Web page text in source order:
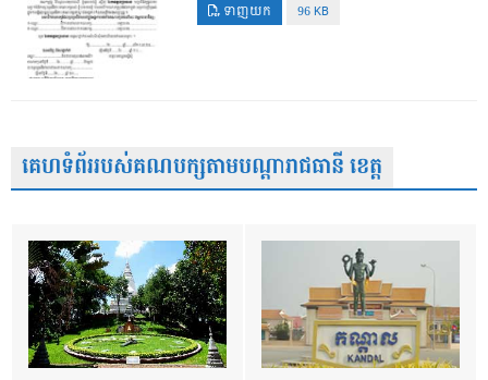
ទាញយក 96 KB
គេហទំព័ររបស់គណបក្សតាមបណ្តារាជធានី ខេត្ត